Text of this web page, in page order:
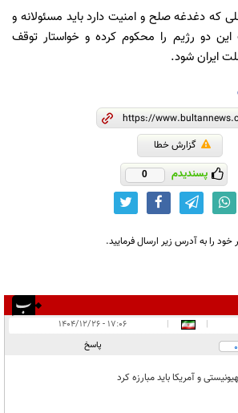
که دغدغه صلح و امنیت دارد باید مسئولانه و
دو رژیم را محکوم کرده و خواستار توقف
ایران شود.
گزارش خطا
پسندیدم 0
را به آدرس زیر ارسال فرمایید.
|
|
۱۷:۰۶ - ۱۴۰۴/۱۲/۲۶
0 پاسخ
و آمریکا باید مبارزه کرد